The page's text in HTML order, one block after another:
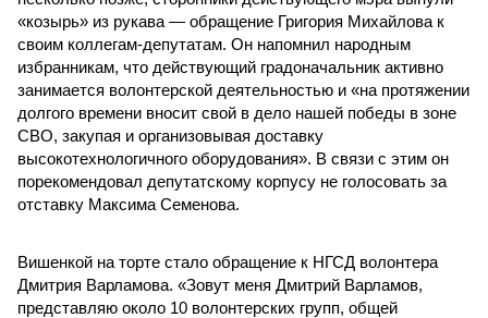
«козырь» из рукава — обращение Григория Михайлова к
своим коллегам-депутатам. Он напомнил народным
избранникам, что действующий градоначальник активно
занимается волонтерской деятельностью и «на протяжении
долгого времени вносит свой в дело нашей победы в зоне
СВО, закупая и организовывая доставку
высокотехнологичного оборудования». В связи с этим он
порекомендовал депутатскому корпусу не голосовать за
отставку Максима Семенова.
Вишенкой на торте стало обращение к НГСД волонтера
Дмитрия Варламова. «Зовут меня Дмитрий Варламов,
представляю около 10 волонтерских групп, общей